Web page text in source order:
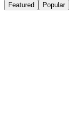
Featured Popular